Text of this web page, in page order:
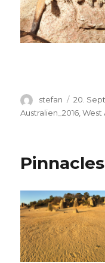
Autor
stefan
am
20.
Australien_2016 ,West